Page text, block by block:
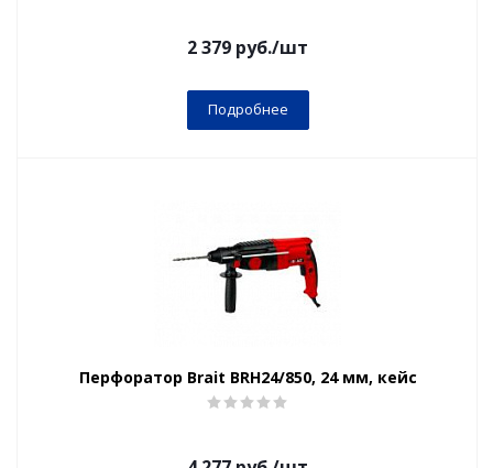
2 379 руб./шт
Подробнее
Перфоратор Brait BRH24/850, 24 мм, кейс